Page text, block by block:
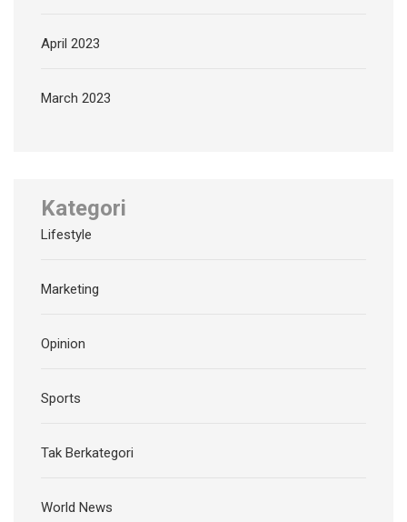
April 2023
March 2023
Kategori
Lifestyle
Marketing
Opinion
Sports
Tak Berkategori
World News